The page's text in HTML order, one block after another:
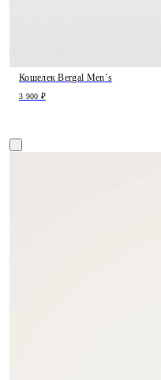
Кошелек Bergal Men`s
3 900 ₽